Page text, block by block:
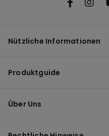
Nützliche Informationen
Produktguide
Über Uns